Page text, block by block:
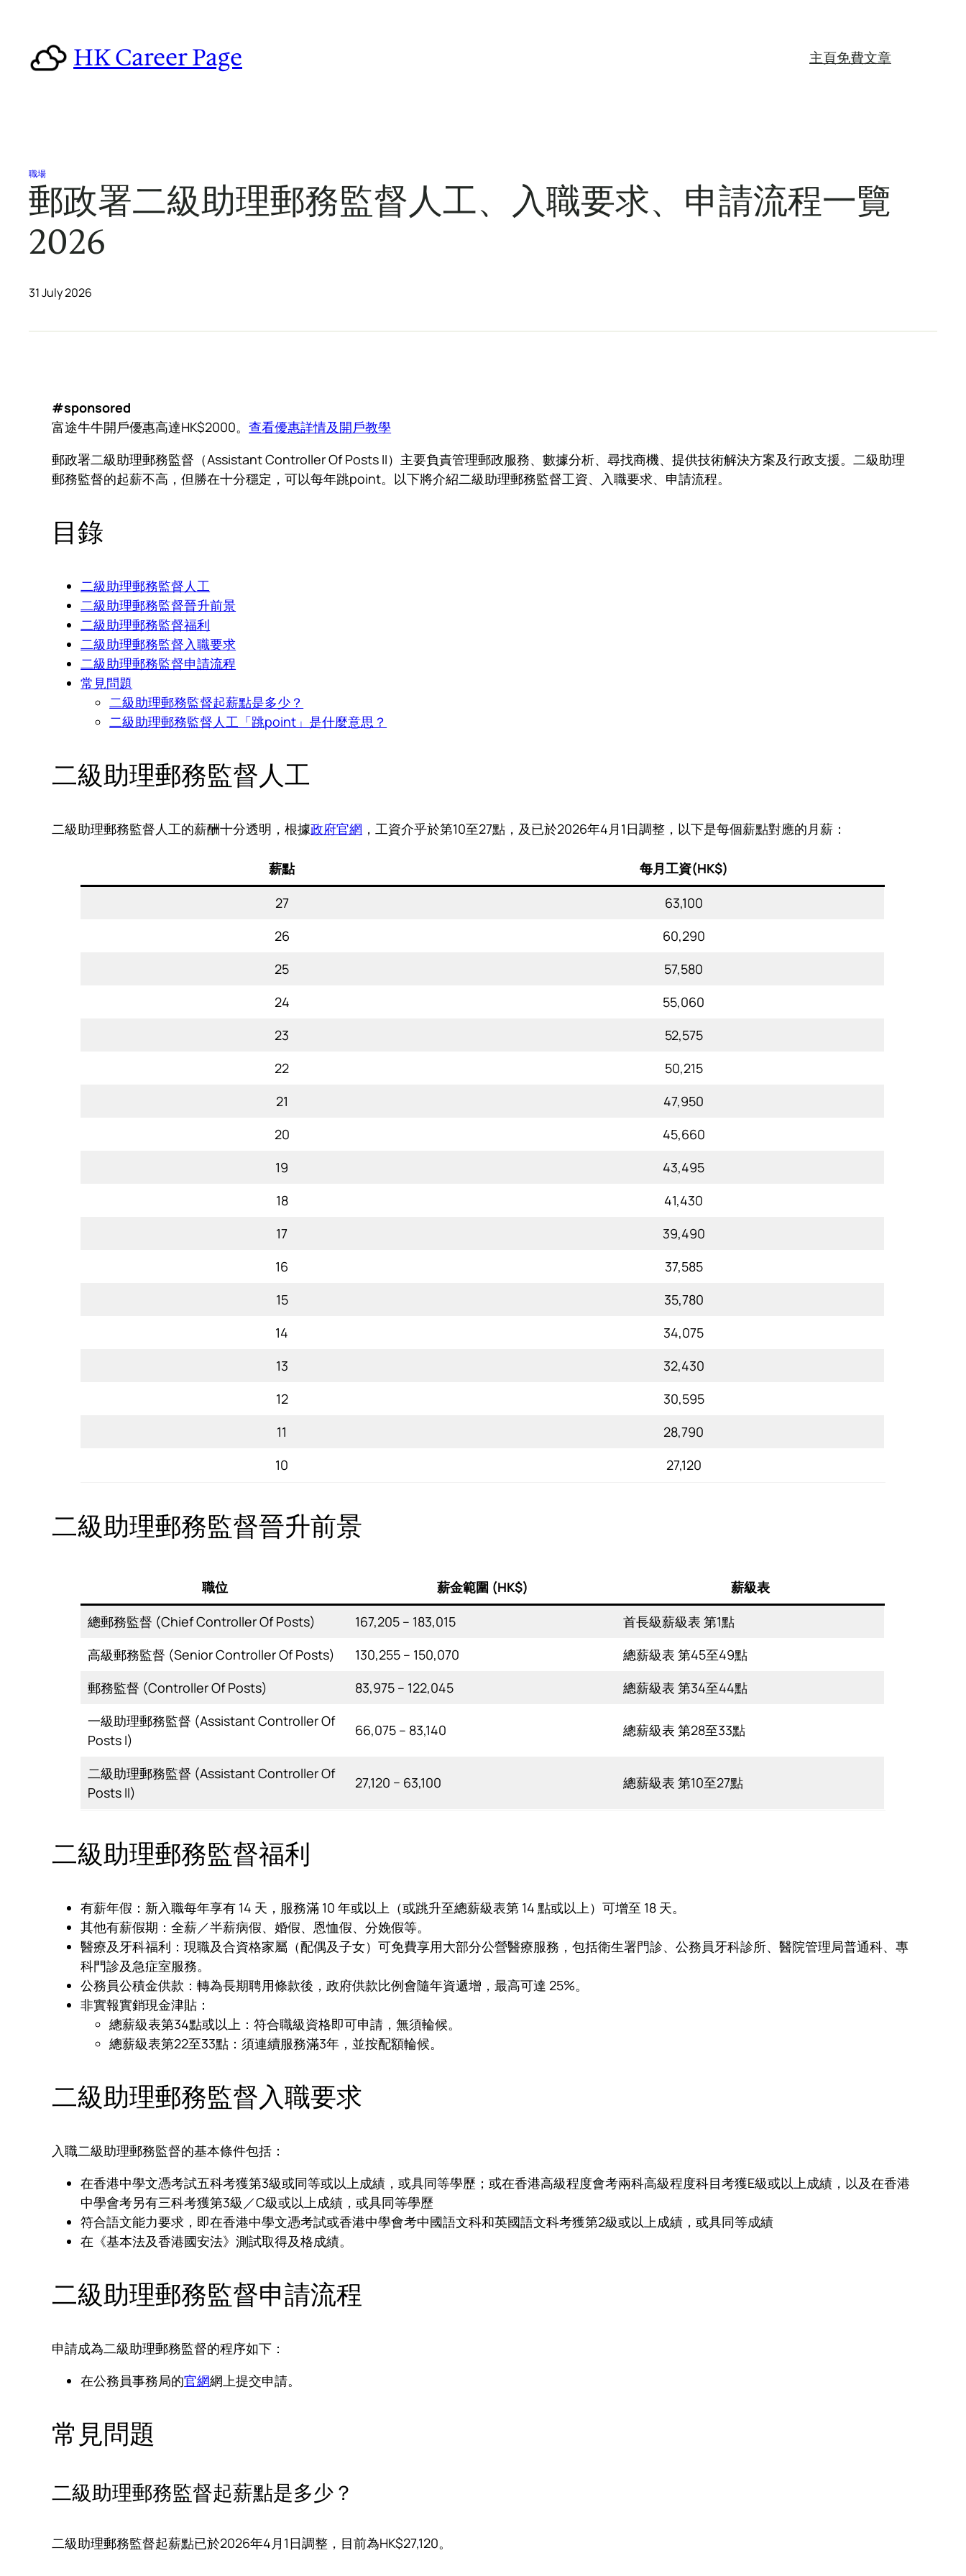
content
HK Career Page 主頁免費文章
職場
郵政署二級助理郵務監督人工、入職要求、申請流程一覽
2026
31 July 2026
#sponsored
富途牛牛開戶優惠高達HK$2000。查看優惠詳情及開戶教學
郵政署二級助理郵務監督（Assistant Controller Of Posts II）主要負責管理郵政服務、數據分析、尋找商機、提供技術解決方案及行政支援。二級助理
郵務監督的起薪不高，但勝在十分穩定，可以每年跳point。以下將介紹二級助理郵務監督工資、入職要求、申請流程。
目錄
二級助理郵務監督人工
二級助理郵務監督晉升前景
二級助理郵務監督福利
二級助理郵務監督入職要求
二級助理郵務監督申請流程
常見問題
二級助理郵務監督起薪點是多少？
二級助理郵務監督人工「跳point」是什麼意思？
二級助理郵務監督人工
二級助理郵務監督人工的薪酬十分透明，根據政府官網 ，工資介乎於第10至27點，及已於2026年4月1日調整，以下是每個薪點對應的月薪：
薪點
每月工資(HK$)
27
63,100
26
60,290
25
57,580
24
55,060
23
52,575
22
50,215
21
47,950
20
45,660
19
43,495
18
41,430
17
39,490
16
37,585
15
35,780
14
34,075
13
32,430
12
30,595
11
28,790
10
27,120
二級助理郵務監督晉升前景
職位 薪金範圍 (HK$)
薪級表
總郵務監督 (Chief Controller Of Posts)
167,205 – 183,015
首長級薪級表 第1點
高級郵務監督 (Senior Controller Of Posts)
130,255 – 150,070
總薪級表 第45至49點
郵務監督 (Controller Of Posts)
83,975 – 122,045
總薪級表 第34至44點
一級助理郵務監督 (Assistant Controller Of
Posts I)
66,075 – 83,140 總薪級表 第28至33點
二級助理郵務監督 (Assistant Controller Of
Posts II)
27,120 − 63,100 總薪級表 第10至27點
二級助理郵務監督福利
有薪年假：新入職每年享有 14 天，服務滿 10 年或以上（或跳升至總薪級表第 14 點或以上）可增至 18 天。
其他有薪假期：全薪／半薪病假、婚假、恩恤假、分娩假等。
醫療及牙科福利：現職及合資格家屬（配偶及子女）可免費享用大部分公營醫療服務，包括衛生署門診、公務員牙科診所、醫院管理局普通科、專
科門診及急症室服務。
公務員公積金供款：轉為長期聘用條款後，政府供款比例會隨年資遞增，最高可達 25%。
非實報實銷現金津貼：
總薪級表第34點或以上：符合職級資格即可申請，無須輪候。
總薪級表第22至33點：須連續服務滿3年，並按配額輪候。
二級助理郵務監督入職要求
入職二級助理郵務監督的基本條件包括：
在香港中學文憑考試五科考獲第3級或同等或以上成績，或具同等學歷；或在香港高級程度會考兩科高級程度科目考獲E級或以上成績，以及在香港
中學會考另有三科考獲第3級／C級或以上成績，或具同等學歷
符合語文能力要求，即在香港中學文憑考試或香港中學會考中國語文科和英國語文科考獲第2級或以上成績，或具同等成績
在《基本法及香港國安法》測試取得及格成績。
二級助理郵務監督申請流程
申請成為二級助理郵務監督的程序如下：
在公務員事務局的官網網上提交申請。
常見問題
二級助理郵務監督起薪點是多少？
二級助理郵務監督起薪點已於2026年4月1日調整，目前為HK$27,120。